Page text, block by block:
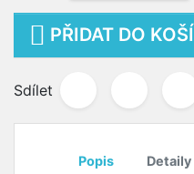
 PŘIDAT DO
Sdílet
Popis